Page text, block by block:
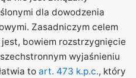
dla dowodzenia
Zasadniczym celem
bowiem rozstrzygnięcie
wyjaśnieniu
to art. 473 k.p.c., który